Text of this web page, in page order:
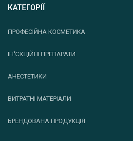
КАТЕГОРІЇ
ПРОФЕСІЙНА КОСМЕТИКА
ІН'ЄКЦІЙНІ ПРЕПАРАТИ
АНЕСТЕТИКИ
ВИТРАТНІ МАТЕРІАЛИ
БРЕНДОВАНА ПРОДУКЦІЯ